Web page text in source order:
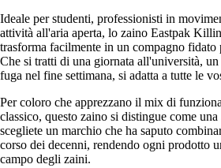
Ideale per studenti, professionisti in
attività all'aria aperta, lo zaino Eastpak
trasforma facilmente in un compagno fidato
Che si tratti di una giornata all'università,
fuga nel fine settimana, si adatta a tutte le
Per coloro che apprezzano il mix di
classico, questo zaino si distingue come
scegliete un marchio che ha saputo
corso dei decenni, rendendo ogni prodotto
campo degli zaini.